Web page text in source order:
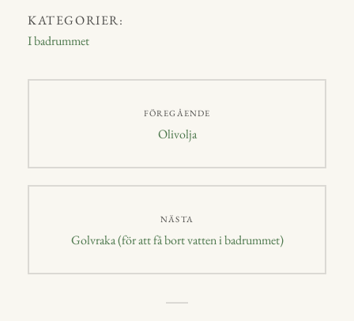
ail bo
ok
en
r p
KATEGORIER:
I badrummet
FÖREGÅENDE
Föregående
Olivolja
NÄSTA
Nästa
Golvraka (för att få bort vatten i badrummet)